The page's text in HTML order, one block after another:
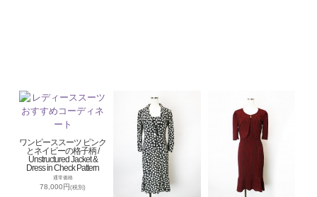
ワンピーススーツ ピンク
とネイビーの格子柄 /
Unstructured Jacket &
Dress in Check Pattern
通常価格
78,000円(税別)